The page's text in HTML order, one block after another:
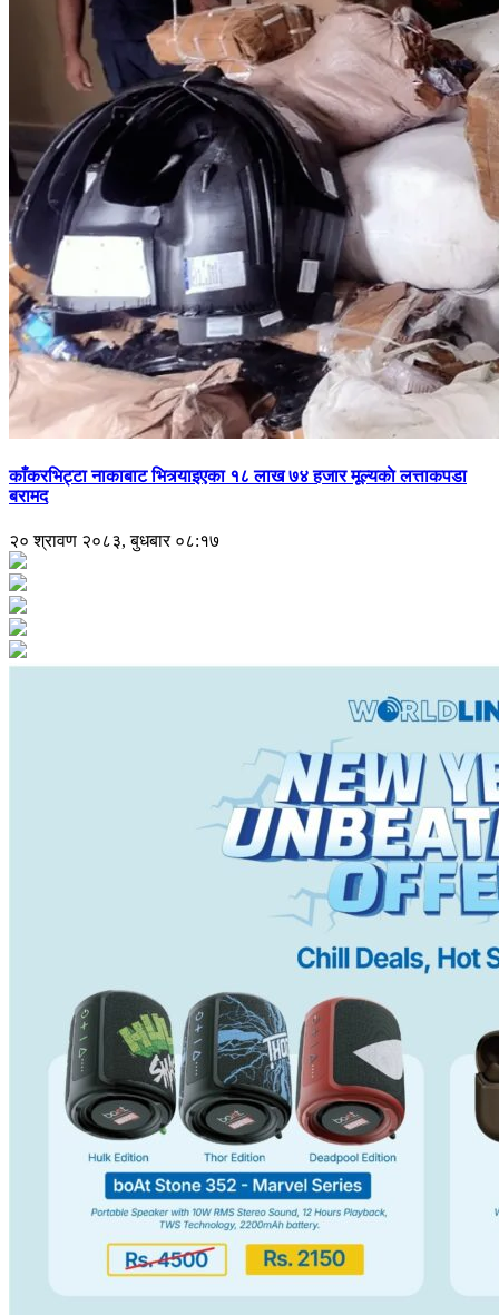
काँकरभिट्टा नाकाबाट भित्र्याइएका १८ लाख ७४ हजार मूल्यकाे लत्ताकपडा
बरामद
२० श्रावण २०८३, बुधबार ०८:१७